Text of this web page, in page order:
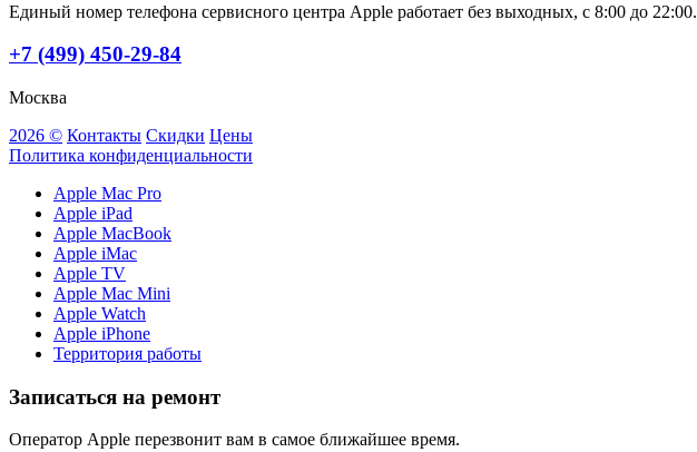
Единый номер телефона сервисного центра Apple работает без выходных, с 8:00 до 22:00.
+7 (499) 450-29-84
Москва
2026 © Контакты Скидки Цены
Политика конфиденциальности
Apple Mac Pro
Apple iPad
Apple MacBook
Apple iMac
Apple TV
Apple Mac Mini
Apple Watch
Apple iPhone
Территория работы
Записаться на ремонт
Оператор Apple перезвонит вам в самое ближайшее время.